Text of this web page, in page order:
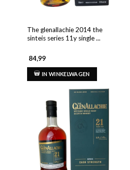
The glenallachie 2014 the
sinteis series 11y single ...
84,99
IN WINKELWAGEN